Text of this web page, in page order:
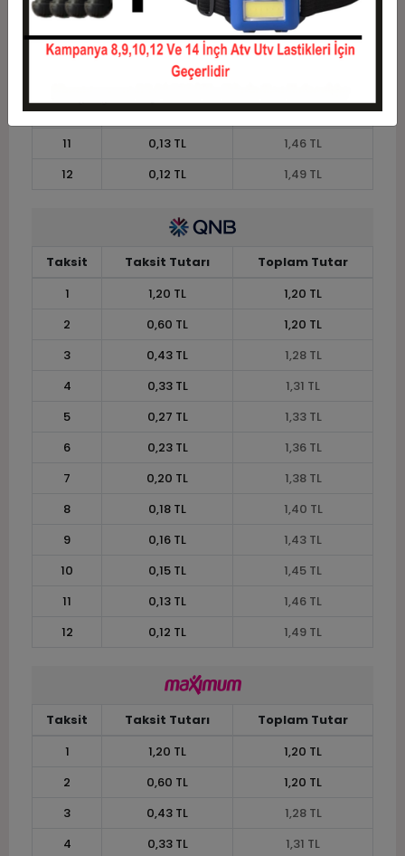
7
1,38 TL
8
0,18 TL
1,40 TL
0,16 TL
10
0,15 TL
1,45 TL
11
0,13 TL
1,46 TL
12
0,12 TL 1,49 TL
Taksit Taksit Tutarı
Toplam Tutar
1
1,20 TL
1,20 TL
2
0,60 TL
1,20 TL
3
0,43 TL
1,28 TL
4
0,33 TL
1,31 TL
5
0,27 TL
1,33 TL
6
0,23 TL
1,36 TL
7
0,20 TL
1,38 TL
8
0,18 TL
1,40 TL
9
0,16 TL
1,43 TL
10
0,15 TL
1,45 TL
11
0,13 TL
1,46 TL
12
0,12 TL 1,49 TL
Taksit Taksit Tutarı
Toplam Tutar
1
1,20 TL
1,20 TL
2
0,60 TL
1,20 TL
3
0,43 TL
1,28 TL
4
0,33 TL 1,31 TL